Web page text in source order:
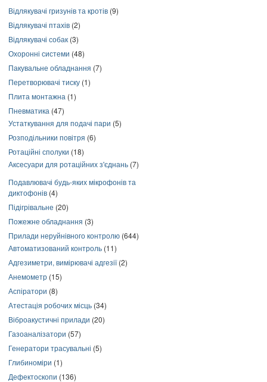
Відлякувачі гризунів та кротів (9)
Відлякувачі птахів (2)
Відлякувачі собак (3)
Охоронні системи (48)
Пакувальне обладнання (7)
Перетворювачі тиску (1)
Плита монтажна (1)
Пневматика (47)
Устаткування для подачі пари (5)
Розподільники повітря (6)
Ротаційні сполуки (18)
Аксесуари для ротаційних з'єднань (7)
Подавлювачі будь-яких мікрофонів та
диктофонів (4)
Підігрівальне (20)
Пожежне обладнання (3)
Прилади неруйнівного контролю (644)
Автоматизований контроль (11)
Адгезиметри, вимірювачі адгезії(2)
Анемометр (15)
Аспіратори (8)
Атестація робочих місць (34)
Віброакустичні прилади (20)
Газоаналізатори (57)
Генератори трасувальні (5)
Глибиноміри (1)
Дефектоскопи (136)